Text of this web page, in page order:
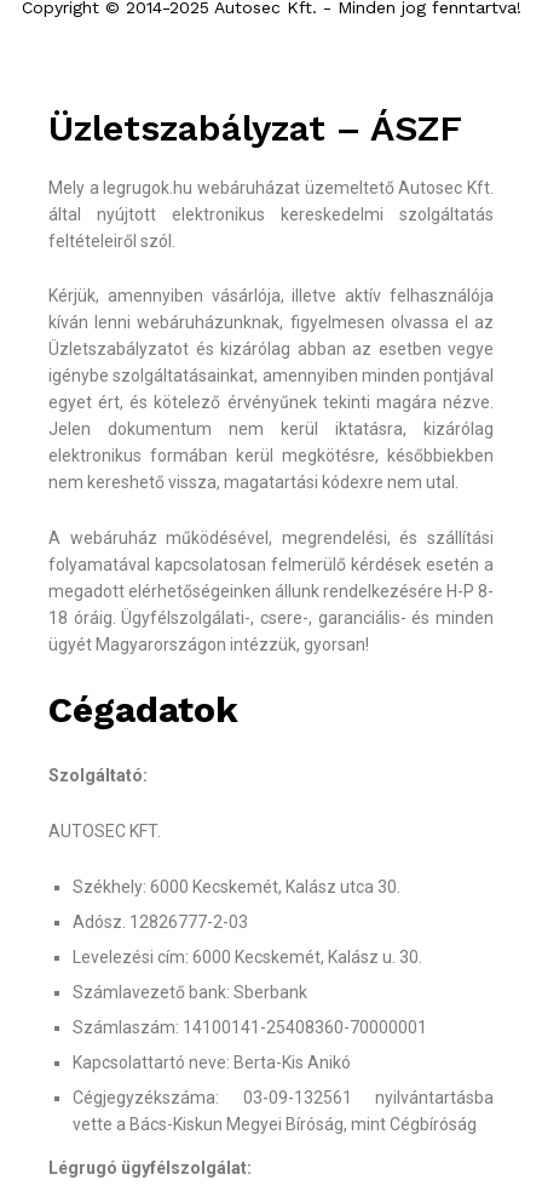
Copyright © 2014-2025 Autosec Kft. - Minden jog fenntartva!
Üzletszabályzat – ÁSZF
Mely a legrugok.hu webáruházat üzemeltető Autosec Kft.
által nyújtott elektronikus kereskedelmi szolgáltatás
feltételeiről szól.
Kérjük, amennyiben vásárlója, illetve aktív felhasználója
kíván lenni webáruházunknak, figyelmesen olvassa el az
Üzletszabályzatot és kizárólag abban az esetben vegye
igénybe szolgáltatásainkat, amennyiben minden pontjával
egyet ért, és kötelező érvényűnek tekinti magára nézve.
Jelen dokumentum nem kerül iktatásra, kizárólag
elektronikus formában kerül megkötésre, későbbiekben
nem kereshető vissza, magatartási kódexre nem utal.
A webáruház működésével, megrendelési, és szállítási
folyamatával kapcsolatosan felmerülő kérdések esetén a
megadott elérhetőségeinken állunk rendelkezésére H-P 8-
18 óráig. Ügyfélszolgálati-, csere-, garanciális- és minden
ügyét Magyarországon intézzük, gyorsan!
Cégadatok
Szolgáltató:
AUTOSEC KFT.
Székhely: 6000 Kecskemét, Kalász utca 30.
Adósz. 12826777-2-03
Levelezési cím: 6000 Kecskemét, Kalász u. 30.
Számlavezető bank: Sberbank
Számlaszám: 14100141-25408360-70000001
Kapcsolattartó neve: Berta-Kis Anikó
Cégjegyzékszáma: 03-09-132561 nyilvántartásba
vette a Bács-Kiskun Megyei Bíróság, mint Cégbíróság
Légrugó ügyfélszolgálat: